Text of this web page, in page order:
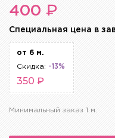
400 ₽
Cпециальная цена в
от 6 м.
Скидка: -13%
350 ₽
Минимальный заказ 1 м.